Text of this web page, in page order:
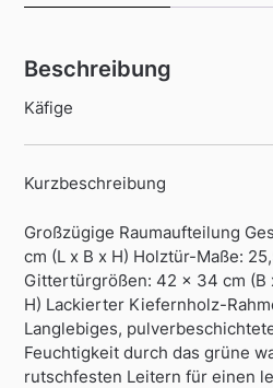
Beschreibung
Käfige
Kurzbeschreibung
Großzügige Raumaufteilung
cm (L x B x H) Holztür-Maße:
Gittertürgrößen: 42 x 34 cm (B
H) Lackierter Kiefernholz-
Langlebiges,
Feuchtigkeit durch das grüne
rutschfesten Leitern für einen